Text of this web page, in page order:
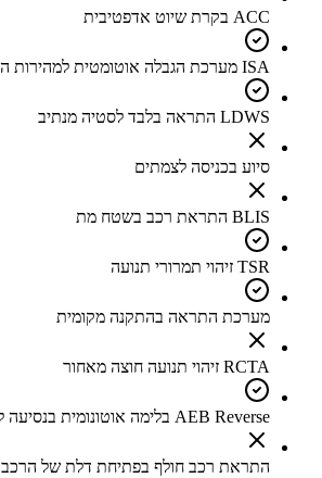
ACC בקרת שיוט אדפטיבית
ISA מערכת הגבלה אוטומטית למהירות הרכב
LDWS התראה בלבד לסטיה מנתיב
סיוע בכניסה לצמתים
BLIS התראת רכב בשטח מת
TSR זיהוי תמרורי תנועה
מערכת התראה בהתקנה מקומית
RCTA זיהוי תנועה חוצה מאחור
AEB Reverse בלימה אוטונומית בנסיעה לאחור
התראת רכב חולף בפתיחת דלת של הרכב